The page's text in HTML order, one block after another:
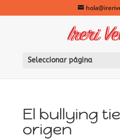
Seleccionar página
El bullying
origen